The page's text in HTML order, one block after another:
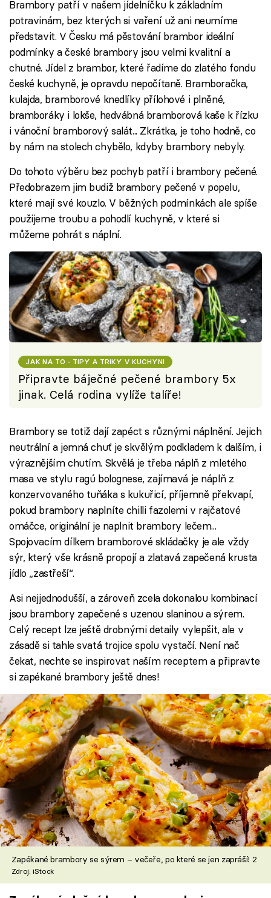
Brambory patří v našem jídelníčku k základním
potravinám, bez kterých si vaření už ani neumíme
představit. V Česku má pěstování brambor ideální
podmínky a české brambory jsou velmi kvalitní a
chutné. Jídel z brambor, které řadíme do zlatého fondu
české kuchyně, je opravdu nepočítaně. Bramboračka,
kulajda, bramborové knedlíky přílohové i plněné,
bramboráky i lokše, hedvábná bramborová kaše k řízku
i vánoční bramborový salát... Zkrátka, je toho hodně, co
by nám na stolech chybělo, kdyby brambory nebyly.
Do tohoto výběru bez pochyb patří i brambory pečené.
Předobrazem jim budiž brambory pečené v popelu,
které mají své kouzlo. V běžných podmínkách ale spíše
použijeme troubu a pohodlí kuchyně, v které si
můžeme pohrát s náplní.
JAK NA TO - TIPY A TRIKY V KUCHYNI
Připravte báječné pečené brambory 5x
jinak. Celá rodina vylíže talíře!
Brambory se totiž dají zapéct s různými náplnění. Jejich
neutrální a jemná chuť je skvělým podkladem k dalším, i
výraznějším chutím. Skvělá je třeba náplň z mletého
masa ve stylu ragú bolognese, zajímavá je náplň z
konzervovaného tuňáka s kukuřicí, příjemně překvapí,
pokud brambory naplníte chilli fazolemi v rajčatové
omáčce, originální je naplnit brambory lečem...
Spojovacím dílkem bramborové skládačky je ale vždy
sýr, který vše krásně propojí a zlatavá zapečená krusta
jídlo „zastřeší“.
Asi nejjednodušší, a zároveň zcela dokonalou kombinací
jsou brambory zapečené s uzenou slaninou a sýrem.
Celý recept lze ještě drobnými detaily vylepšit, ale v
zásadě si tahle svatá trojice spolu vystačí. Není nač
čekat, nechte se inspirovat naším receptem a připravte
si zapékané brambory ještě dnes!
Zapékané brambory se sýrem – večeře, po které se jen zapráší! 2
Zdroj: iStock